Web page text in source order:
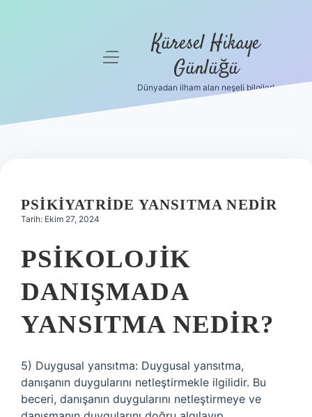
Hakkımızda
menüyü
Küresel Hikaye
Günlüğü
Dünyadan ilham alan neşeli bilgiler!
PSIKIYATRIDE YANSITMA NEDIR
Tarih: Ekim 27, 2024
PSIKOLOJIK
DANIŞMADA
YANSITMA NEDIR?
5) Duygusal yansıtma: Duygusal yansıtma,
danışanın duygularını netleştirmekle ilgilidir. Bu
beceri, danışanın duygularını netleştirmeye ve